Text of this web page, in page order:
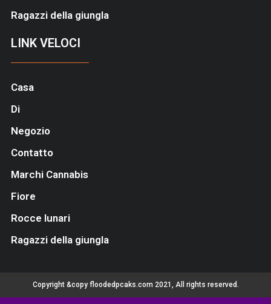
Ragazzi della giungla
LINK VELOCI
Casa
Di
Negozio
Contatto
Marchi Cannabis
Fiore
Rocce lunari
Ragazzi della giungla
Copyright &copy floodedpcaks.com 2021, All rights reserved.